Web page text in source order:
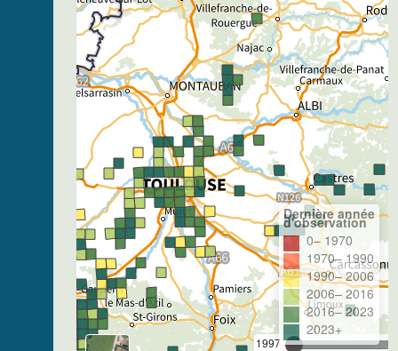
1997
Dernière année
d'observation
0– 1970
1970– 1990
1990– 2006
2006– 2016
2016– 2023
2023+